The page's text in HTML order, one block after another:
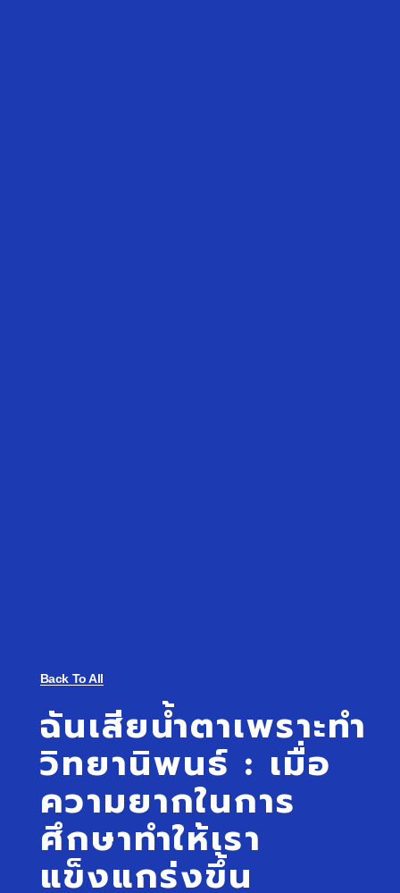
Back To All
ฉันเสียน้ำตาเพราะทำ
วิทยานิพนธ์ : เมื่อ
ความยากในการ
ศึกษาทำให้เรา
แข็งแกร่งขึ้น